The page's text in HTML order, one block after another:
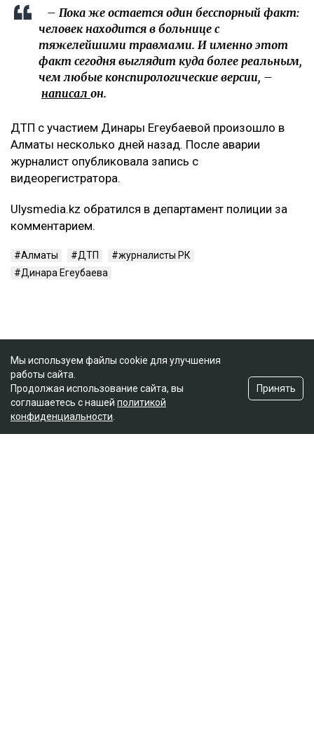
– Пока же остается один бесспорный факт:
человек находится в больнице с
тяжелейшими травмами. И именно этот
факт сегодня выглядит куда более реальным,
чем любые конспирологические версии, –
написал он.
ДТП с участием Динары Егеубаевой произошло в
Алматы несколько дней назад. После аварии
журналист опубликовала запись с
видеорегистратора.
Ulysmedia.kz обратился в департамент полиции за
комментарием.
Алматы ДТП
журналисты РК
Динара Егеубаева
Мы используем файлы cookie для улучшения
работы сайта.
Продолжая использование сайта, вы
соглашаетесь с нашей политикой
конфиденциальности
Принять